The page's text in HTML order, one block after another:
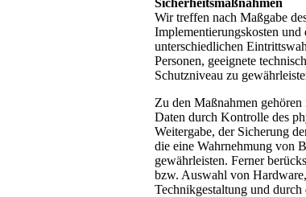
Wir treffen nach Maßgabe
Implementierungskosten
unterschiedlichen
Personen, geeignete
Schutzniveau zu
Zu den Maßnahmen
Daten durch Kontrolle des
Weitergabe, der Sicherung
die eine Wahrnehmung von
gewährleisten. Ferner
bzw. Auswahl von
Technikgestaltung und